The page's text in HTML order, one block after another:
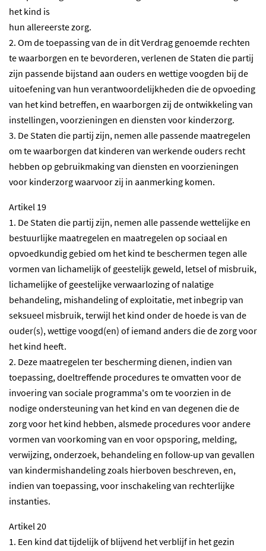
het kind is
hun allereerste zorg.
2. Om de toepassing van de in dit Verdrag genoemde rechten
te waarborgen en te bevorderen, verlenen de Staten die partij
zijn passende bijstand aan ouders en wettige voogden bij de
uitoefening van hun verantwoordelijkheden die de opvoeding
van het kind betreffen, en waarborgen zij de ontwikkeling van
instellingen, voorzieningen en diensten voor kinderzorg.
3. De Staten die partij zijn, nemen alle passende maatregelen
om te waarborgen dat kinderen van werkende ouders recht
hebben op gebruikmaking van diensten en voorzieningen
voor kinderzorg waarvoor zij in aanmerking komen.
Artikel 19
1. De Staten die partij zijn, nemen alle passende wettelijke en
bestuurlijke maatregelen en maatregelen op sociaal en
opvoedkundig gebied om het kind te beschermen tegen alle
vormen van lichamelijk of geestelijk geweld, letsel of misbruik,
lichamelijke of geestelijke verwaarlozing of nalatige
behandeling, mishandeling of exploitatie, met inbegrip van
seksueel misbruik, terwijl het kind onder de hoede is van de
ouder(s), wettige voogd(en) of iemand anders die de zorg voor
het kind heeft.
2. Deze maatregelen ter bescherming dienen, indien van
toepassing, doeltreffende procedures te omvatten voor de
invoering van sociale programma's om te voorzien in de
nodige ondersteuning van het kind en van degenen die de
zorg voor het kind hebben, alsmede procedures voor andere
vormen van voorkoming van en voor opsporing, melding,
verwijzing, onderzoek, behandeling en follow-up van gevallen
van kindermishandeling zoals hierboven beschreven, en,
indien van toepassing, voor inschakeling van rechterlijke
instanties.
Artikel 20
1. Een kind dat tijdelijk of blijvend het verblijf in het gezin